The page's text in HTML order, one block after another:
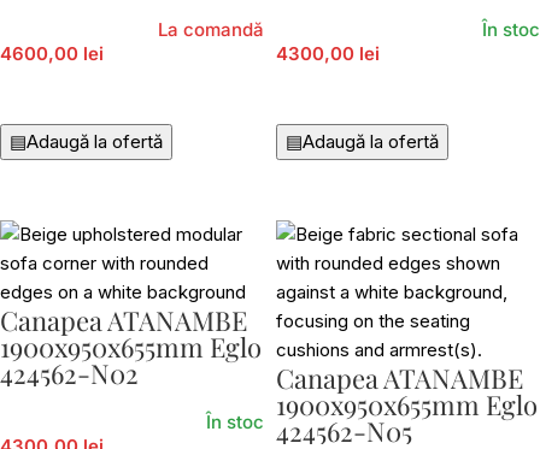
4600,00 lei
La comandă
▤Adaugă la ofertă
4300,00 lei
În stoc
▤Adaugă la ofertă
Canapea ATANAMBE
1900x950x655mm Eglo
424562-N02
În stoc
Canapea ATANAMBE
1900x950x655mm Eglo
424562-N05